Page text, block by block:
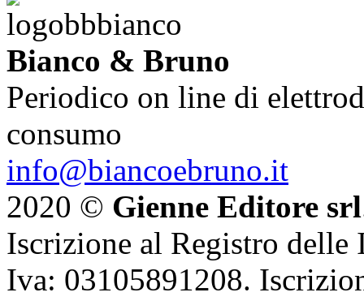
Bianco & Bruno
Periodico on line di
consumo
info@biancoebruno.it
2020 © Gienne Editore srl
Iscrizione al Registro delle
Iva: 03105891208.